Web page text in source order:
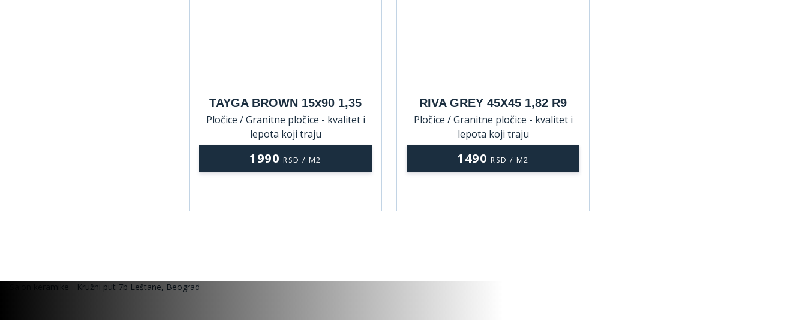
TAYGA BROWN 15x90 1,35
Pločice / Granitne pločice - kvalitet i
lepota koji traju
1990 RSD / M2
RIVA GREY 45X45 1,82 R9
Pločice / Granitne pločice - kvalitet i
lepota koji traju
1490 RSD / M2